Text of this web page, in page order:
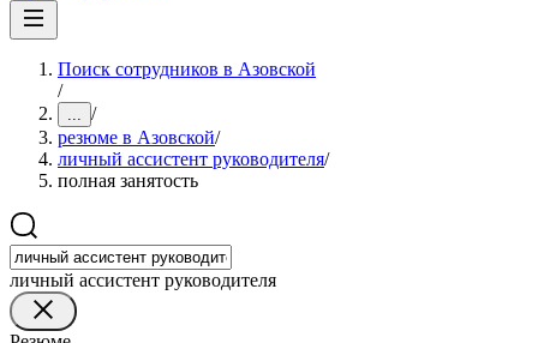
Поиск сотрудников в Азовской
/
... /
резюме в Азовской/
личный ассистент руководителя/
полная занятость
личный ассистент руководителя